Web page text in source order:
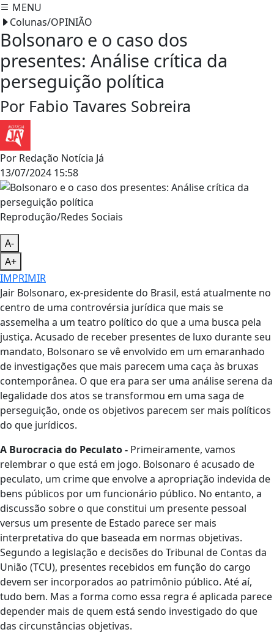
MENU
Colunas/OPINIÃO
Bolsonaro e o caso dos
presentes: Análise crítica da
perseguição política
Por Fabio Tavares Sobreira
Por Redação Notícia Já
13/07/2024 15:58
Reprodução/Redes Sociais
A-
A+
IMPRIMIR
Jair Bolsonaro, ex-presidente do Brasil, está atualmente no
centro de uma controvérsia jurídica que mais se
assemelha a um teatro político do que a uma busca pela
justiça. Acusado de receber presentes de luxo durante seu
mandato, Bolsonaro se vê envolvido em um emaranhado
de investigações que mais parecem uma caça às bruxas
contemporânea. O que era para ser uma análise serena da
legalidade dos atos se transformou em uma saga de
perseguição, onde os objetivos parecem ser mais políticos
do que jurídicos.
A Burocracia do Peculato - Primeiramente, vamos
relembrar o que está em jogo. Bolsonaro é acusado de
peculato, um crime que envolve a apropriação indevida de
bens públicos por um funcionário público. No entanto, a
discussão sobre o que constitui um presente pessoal
versus um presente de Estado parece ser mais
interpretativa do que baseada em normas objetivas.
Segundo a legislação e decisões do Tribunal de Contas da
União (TCU), presentes recebidos em função do cargo
devem ser incorporados ao patrimônio público. Até aí,
tudo bem. Mas a forma como essa regra é aplicada parece
depender mais de quem está sendo investigado do que
das circunstâncias objetivas.